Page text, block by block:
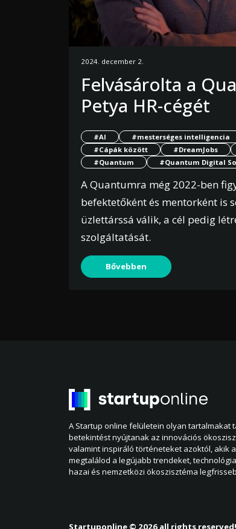
2024. december 2.
Felvásárolta a
Petya HR-cégét
#AI #mesterséges intelligencia
#Cápák között
#DreamJobs
#Quantum
#Quantum Digital
A Quantumra még 2022-ben
befektetőként és mentorként is
üzlettárssá válik, a cél pedig
szolgáltatását.
Bővebben
A Startup online felületein olyan tartalmakat
betekintést nyújtanak az innovációs
valamint inspiráló történeteket azoktól, akik
megtalálod a legújabb trendeket,
hazai és nemzetközi ökoszisztéma
Startuponline © 2026 all rights reserved!